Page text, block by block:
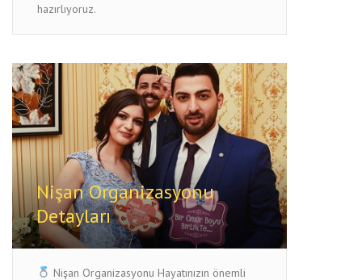
hazırlıyoruz.
Nişan Organizasyonu
Detayları
Nişan Organizasyonu Hayatınızın önemli